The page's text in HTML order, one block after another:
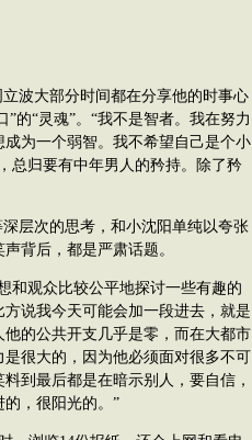
波大部分时间都在分享他的时事心
的“灵魂”。“我不是智者。我在努力
为一个弱智。我不希望自己是个小
总归要有中年男人的矜持。除了矜
层次的思考，和小沈阳单纯以夸张
背后，都是严肃话题。
观众比较公平地探讨一些有趣的
说我今天可能会加一段进去，就是
的公共开支几乎是零，而在大都市
很大的，因为他必须面对很多不可
到最后都是在暗示别人，要自信，
，很阳光的。”